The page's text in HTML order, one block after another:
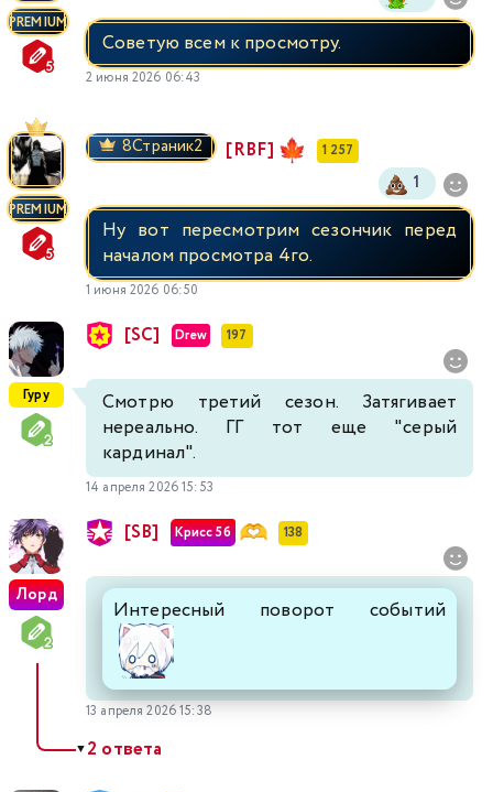
PREMIUM
Советую всем к просмотру.
2 июня 2026 06:43
PREMIUM
8Страник2 [RBF] 1 257
1
Ну вот пересмотрим сезончик перед
началом просмотра 4го.
1 июня 2026 06:50
Гуру
[SC] Drew 197
Смотрю третий сезон. Затягивает
нереально. ГГ тот еще "серый
кардинал".
14 апреля 2026 15:53
Лорд
[SB] Крисс 5б 138
Интересный поворот событий
13 апреля 2026 15:38
▼2 ответа